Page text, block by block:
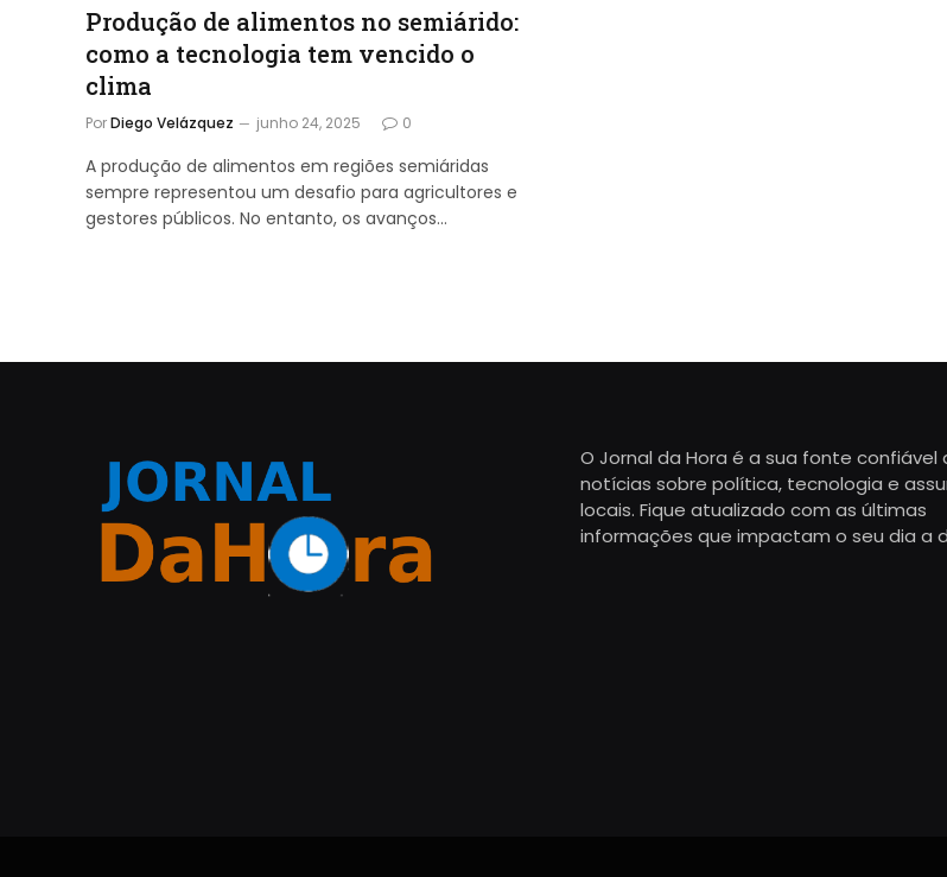
Produção de alimentos no semiárido:
como a tecnologia tem vencido o
clima
PorDiego Velázquez junho 24, 2025 0
A produção de alimentos em regiões semiáridas
sempre representou um desafio para agricultores e
gestores públicos. No entanto, os avanços…
O Jornal da Hora é a sua fonte confiável
notícias sobre política, tecnologia e
locais. Fique atualizado com as últimas
informações que impactam o seu dia a